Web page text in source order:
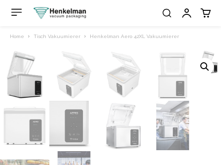
Home Tisch Vakuumierer Henkelman Aero 42XL Vakuumierer